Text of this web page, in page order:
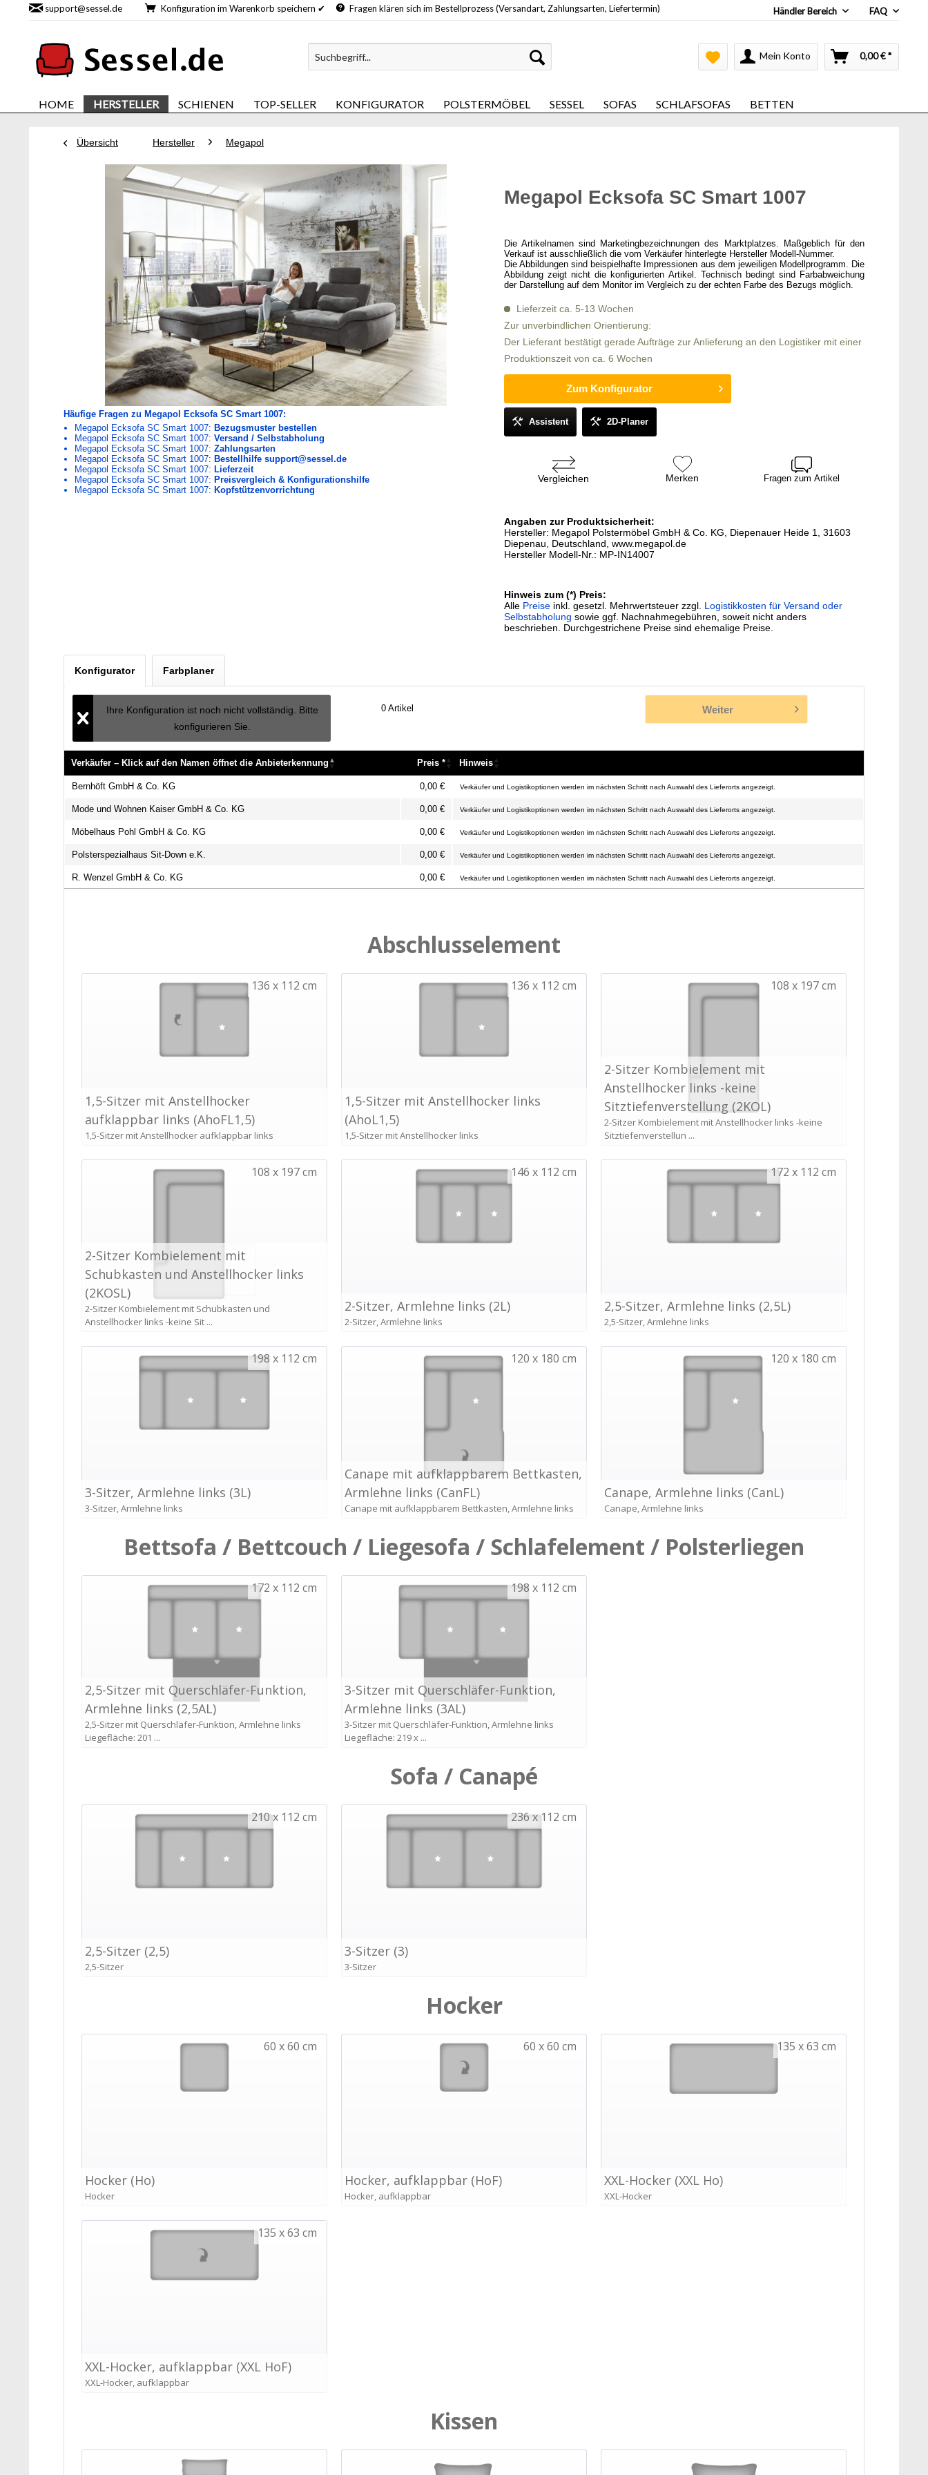
support@sessel.de Konfiguration im Warenkorb speichern ✔ Fragen klären sich im Bestellprozess (Versandart, Zahlungsarten, Liefertermin) Händler Bereich FAQ
Mein Konto 0,00 € *
HOME HERSTELLER SCHIENEN TOP-SELLER KONFIGURATOR POLSTERMÖBEL SESSEL SOFAS SCHLAFSOFAS BETTEN
Übersicht Hersteller Megapol
Häufige Fragen zu Megapol Ecksofa SC Smart 1007:
Megapol Ecksofa SC Smart 1007: Bezugsmuster bestellen
Megapol Ecksofa SC Smart 1007: Versand / Selbstabholung
Megapol Ecksofa SC Smart 1007: Zahlungsarten
Megapol Ecksofa SC Smart 1007: Bestellhilfe support@sessel.de
Megapol Ecksofa SC Smart 1007: Lieferzeit
Megapol Ecksofa SC Smart 1007: Preisvergleich & Konfigurationshilfe
Megapol Ecksofa SC Smart 1007: Kopfstützenvorrichtung
Megapol Ecksofa SC Smart 1007
Die Artikelnamen sind Marketingbezeichnungen des Marktplatzes. Maßgeblich für den
Verkauf ist ausschließlich die vom Verkäufer hinterlegte Hersteller Modell-Nummer.
Die Abbildungen sind beispielhafte Impressionen aus dem jeweiligen Modellprogramm. Die
Abbildung zeigt nicht die konfigurierten Artikel. Technisch bedingt sind Farbabweichung
der Darstellung auf dem Monitor im Vergleich zu der echten Farbe des Bezugs möglich.
Lieferzeit ca. 5-13 Wochen
Zur unverbindlichen Orientierung:
Der Lieferant bestätigt gerade Aufträge zur Anlieferung an den Logistiker mit einer
Produktionszeit von ca. 6 Wochen
Zum Konfigurator
Assistent 2D-Planer
Vergleichen Merken Fragen zum Artikel
Angaben zur Produktsicherheit:
Hersteller: Megapol Polstermöbel GmbH & Co. KG, Diepenauer Heide 1, 31603
Diepenau, Deutschland, www.megapol.de
Hersteller Modell-Nr.: MP-IN14007
Hinweis zum (*) Preis:
Alle Preiseinkl. gesetzl. Mehrwertsteuer zzgl. Logistikkosten für Versand oder
Selbstabholung sowie ggf. Nachnahmegebühren, soweit nicht anders
beschrieben. Durchgestrichene Preise sind ehemalige Preise.
Konfigurator Farbplaner
Ihre Konfiguration ist noch nicht vollständig. Bitte
konfigurieren Sie.
0 Artikel Weiter
Verkäufer – Klick auf den Namen öffnet die Anbieterkennung Preis *
Hinweis
Verkäufer – Klick auf den Namen öffnet die Anbieterkennung
Preis *
Bernhöft GmbH & Co. KG 0,00 € Verkäufer und Logistikoptionen werden im nächsten Schritt nach Auswahl des Lieferorts angezeigt.
Mode und Wohnen Kaiser GmbH & Co. KG 0,00 € Verkäufer und Logistikoptionen werden im nächsten Schritt nach Auswahl des Lieferorts angezeigt.
Möbelhaus Pohl GmbH & Co. KG 0,00 € Verkäufer und Logistikoptionen werden im nächsten Schritt nach Auswahl des Lieferorts angezeigt.
Polsterspezialhaus Sit-Down e.K. 0,00 € Verkäufer und Logistikoptionen werden im nächsten Schritt nach Auswahl des Lieferorts angezeigt.
R. Wenzel GmbH & Co. KG 0,00 € Verkäufer und Logistikoptionen werden im nächsten Schritt nach Auswahl des Lieferorts angezeigt.